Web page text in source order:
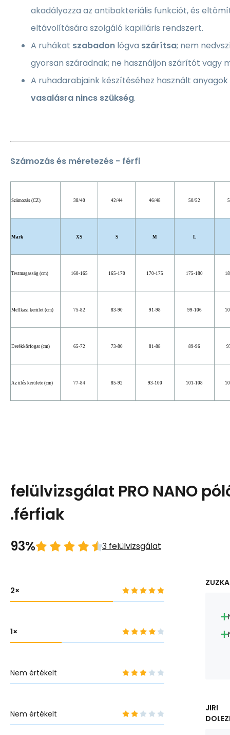
akadályozza az antibakteriális funkciót, és
eltávolítására szolgáló kapilláris rendszert.
A ruhákat szabadon lógva szárítsa; nem
gyorsan száradnak; ne használjon szárítót vagy
A ruhadarabjaink készítéséhez használt
vasalásra nincs szükség.
Számozás és méretezés - férfi
Számozás (CZ) 38/40 42/44 46/48 50/52
Mark XS S M L
Testmagasság (cm) 160-165 165-170 170-175 175-180
Mellkasi kerület (cm) 75-82 83-90 91-98 99-106
Derékkörfogat (cm) 65-72 73-80 81-88 89-96
Az ülés kerülete (cm) 77-84 85-92 93-100 101-108
felülvizsgálat PRO NANO
.férfiak
93% 3 felülvizsgálat
2
1
Nem értékelt
Nem értékelt
JIRI